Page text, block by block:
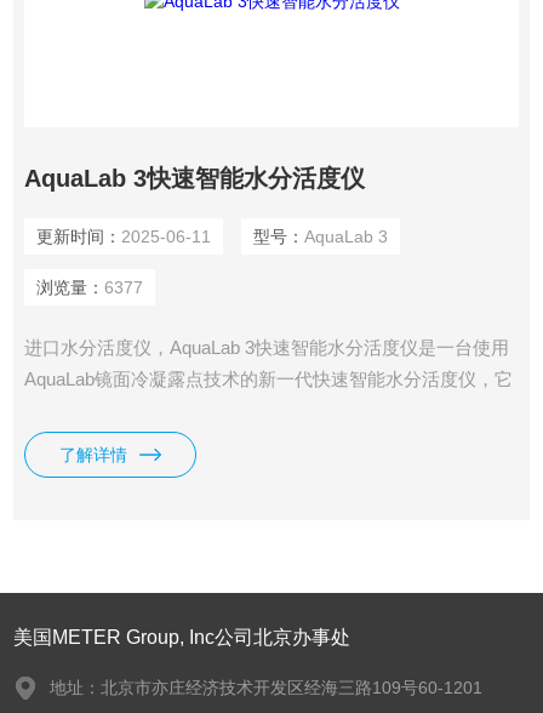
AquaLab 3快速智能水分活度仪
更新时间： 2025-06-11 型号： AquaLab 3
浏览量： 6377
进口水分活度仪，AquaLab 3快速智能水分活度仪是一台使用
AquaLab镜面冷凝露点技术的新一代快速智能水分活度仪，它
得有可能不仅仅快速的得到测量结果，而且还可以为检查员管
理数据详细的合规性，优化水分空间，实时监控整个流程，确
了解详情
美国METER Group, Inc公司北京办事处
地址：北京市亦庄经济技术开发区经海三路109号60-1201